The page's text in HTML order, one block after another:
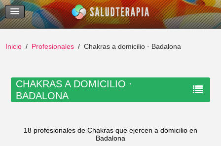
Temas Recientes
Buscar
Inicio Profesionales Chakras a domicilio · Badalona
CHAKRAS A DOMICILIO ·
BADALONA
18 profesionales de Chakras que ejercen a domicilio en
Badalona